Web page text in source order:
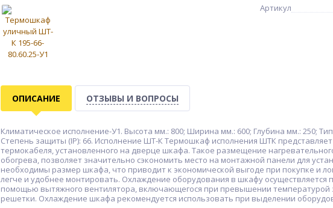
Артикул
ОПИСАНИЕ ОТЗЫВЫ И ВОПРОСЫ
Климатическое исполнение-У1. Высота мм.: 800; Ширина мм.: 600; Глубина мм.: 250;
Степень защиты (IP): 66. Исполнение ШТ-К Термошкаф исполнения ШТК
термокабеля, установленного на дверце шкафа. Такое размещение
обогрева, позволяет значительно сэкономить место на монтажной панели для
необходимы размер шкафа, что приводит к экономической выгоде при покупке и
легче и удобнее монтировать. Охлаждение оборудования в шкафу осуществляется
помощью вытяжного вентилятора, включающегося при превышении
решетки. Охлаждение шкафа рекомендуется использовать при выделении